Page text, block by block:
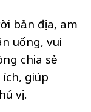
bản địa, am
uống, vui
chia sẻ
giúp
vị.